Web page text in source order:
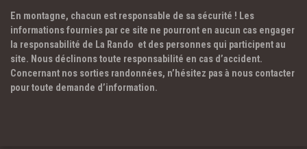
En montagne, chacun est responsable de sa sécurité ! Les
informations fournies par ce site ne pourront en aucun cas engager
la responsabilité de La Rando et des personnes qui participent au
site. Nous déclinons toute responsabilité en cas d’accident.
Concernant nos sorties randonnées, n’hésitez pas à nous contacter
pour toute demande d’information.